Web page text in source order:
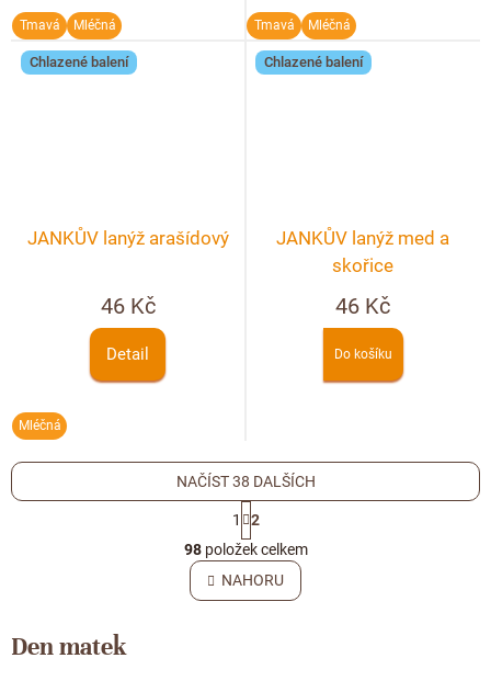
Tmavá Mléčná Tmavá Mléčná
Chlazené balení
JANKŮV lanýž arašídový
46 Kč
Detail
Mléčná
Chlazené balení
JANKŮV lanýž med a
skořice
46 Kč
Do košíku
O
v
l
á
NAČÍST 38 DALŠÍCH
S
t
r
á
n
k
1
2
98položek celkem
NAHORU
Den matek